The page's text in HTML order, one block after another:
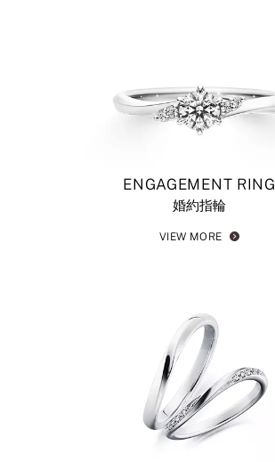
ENGAGEMENT RING
婚約指輪
VIEW MORE